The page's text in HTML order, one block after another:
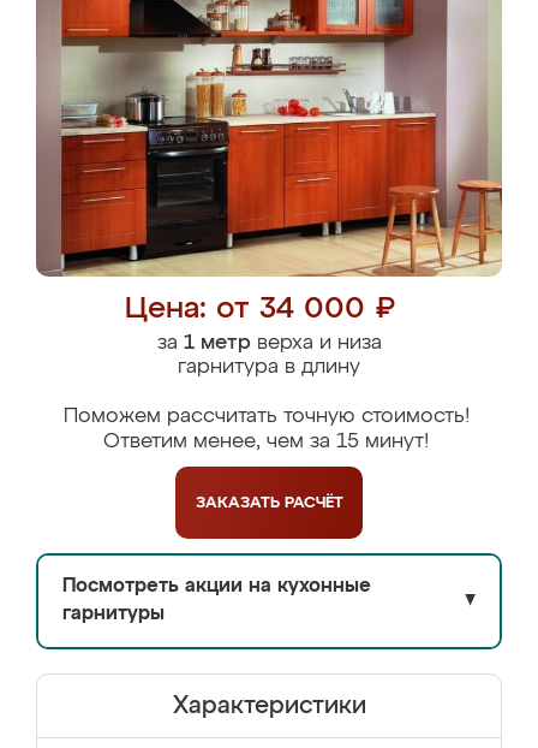
Цена: от 34 000 ₽
за 1 метрверха и низа
гарнитура в длину
Поможем рассчитать точную стоимость!
Ответим менее, чем за 15 минут!
ЗАКАЗАТЬ РАСЧЁТ
Посмотреть акции на кухонные
гарнитуры
▼
Характеристики